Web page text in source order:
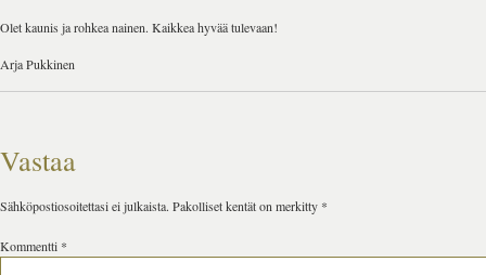
Olet kaunis ja rohkea nainen. Kaikkea hyvää tulevaan!
Arja Pukkinen
Vastaa
Sähköpostiosoitettasi ei julkaista. Pakolliset kentät on merkitty *
Kommentti *